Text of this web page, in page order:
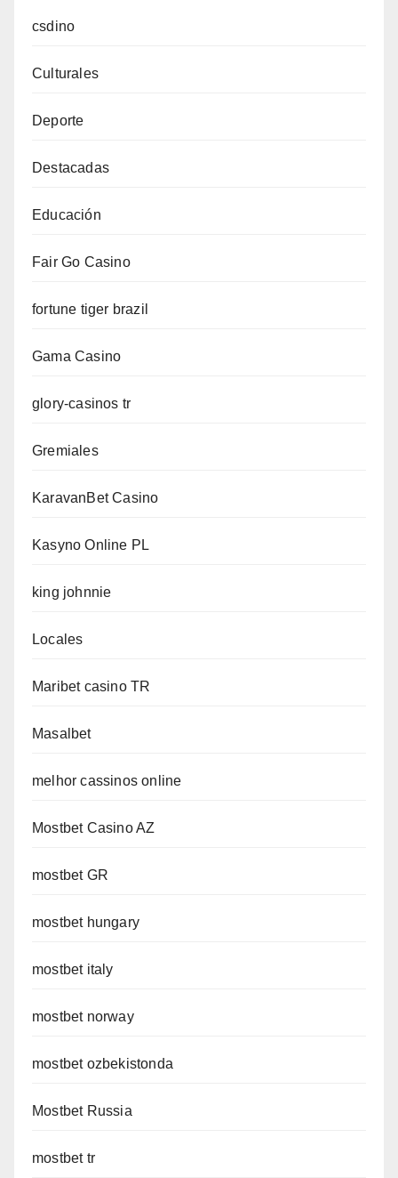
csdino
Culturales
Deporte
Destacadas
Educación
Fair Go Casino
fortune tiger brazil
Gama Casino
glory-casinos tr
Gremiales
KaravanBet Casino
Kasyno Online PL
king johnnie
Locales
Maribet casino TR
Masalbet
melhor cassinos online
Mostbet Casino AZ
mostbet GR
mostbet hungary
mostbet italy
mostbet norway
mostbet ozbekistonda
Mostbet Russia
mostbet tr